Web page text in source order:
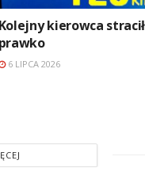
Kolejny kierowca stracił
prawko
6 LIPCA 2026